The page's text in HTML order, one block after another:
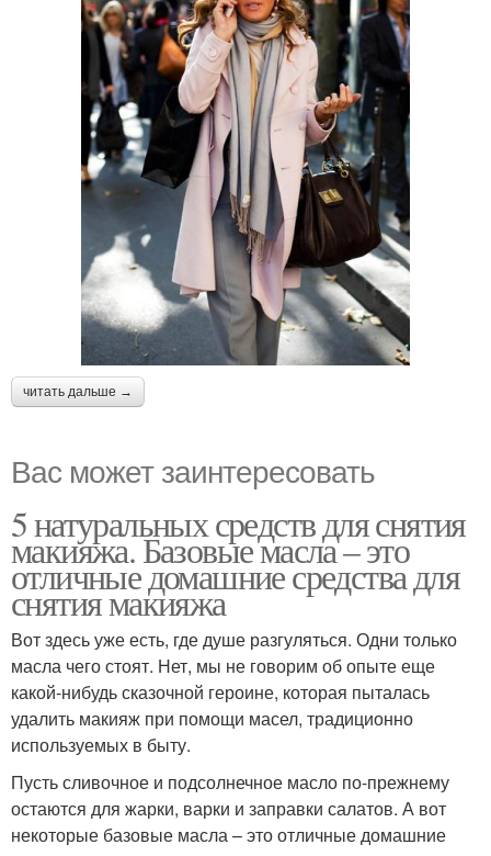
читать дальше →
Вас может заинтересовать
5 натуральных средств для снятия
макияжа. Базовые масла – это
отличные домашние средства для
снятия макияжа
Вот здесь уже есть, где душе разгуляться. Одни только
масла чего стоят. Нет, мы не говорим об опыте еще
какой-нибудь сказочной героине, которая пыталась
удалить макияж при помощи масел, традиционно
используемых в быту.
Пусть сливочное и подсолнечное масло по-прежнему
остаются для жарки, варки и заправки салатов. А вот
некоторые базовые масла – это отличные домашние